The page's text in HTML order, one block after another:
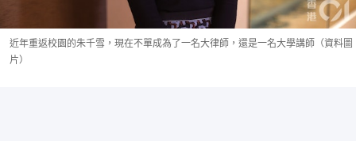
近年重返校園的朱千雪，現在不單成為了一名大律師，還是一名大學講師（資料圖
片）